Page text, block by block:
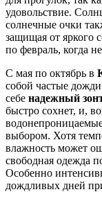
удовольствие.
солнечные очки
защищая от яркого
по февраль, когда
С мая по октябрь в
собой частые
себе надежный
быстро сохнет, и,
выбором. Хотя
влажность может
свободная одежда
Особенно
дождливых дней